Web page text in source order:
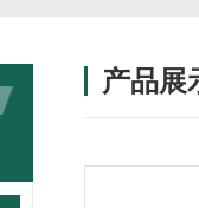
产品展